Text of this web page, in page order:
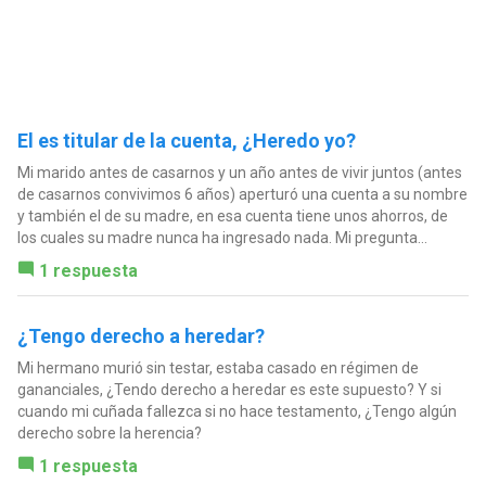
El es titular de la cuenta, ¿Heredo yo?
Mi marido antes de casarnos y un año antes de vivir juntos (antes
de casarnos convivimos 6 años) aperturó una cuenta a su nombre
y también el de su madre, en esa cuenta tiene unos ahorros, de
los cuales su madre nunca ha ingresado nada. Mi pregunta...
1 respuesta
¿Tengo derecho a heredar?
Mi hermano murió sin testar, estaba casado en régimen de
gananciales, ¿Tendo derecho a heredar es este supuesto? Y si
cuando mi cuñada fallezca si no hace testamento, ¿Tengo algún
derecho sobre la herencia?
1 respuesta